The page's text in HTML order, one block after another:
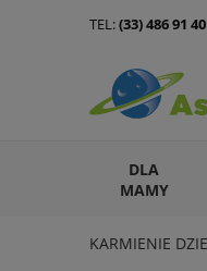
DLA
MAMY
ARTYKUŁY
KARMIENIE
TEL:(33) 486 91 40